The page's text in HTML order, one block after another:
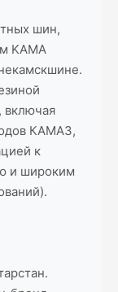
шин,
KAMA
включая
КАМАЗ,
к
и широким